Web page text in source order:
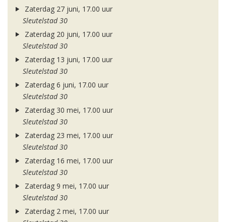
Zaterdag 27 juni, 17.00 uur
Sleutelstad 30
Zaterdag 20 juni, 17.00 uur
Sleutelstad 30
Zaterdag 13 juni, 17.00 uur
Sleutelstad 30
Zaterdag 6 juni, 17.00 uur
Sleutelstad 30
Zaterdag 30 mei, 17.00 uur
Sleutelstad 30
Zaterdag 23 mei, 17.00 uur
Sleutelstad 30
Zaterdag 16 mei, 17.00 uur
Sleutelstad 30
Zaterdag 9 mei, 17.00 uur
Sleutelstad 30
Zaterdag 2 mei, 17.00 uur